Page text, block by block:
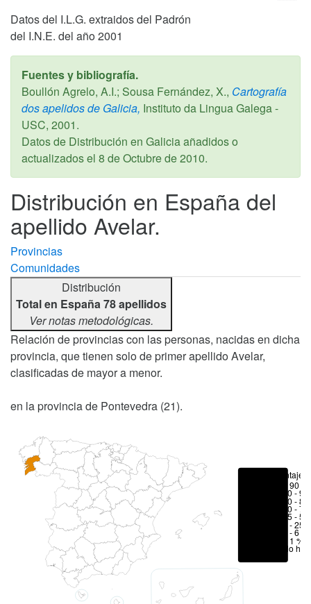
Datos del I.L.G. extraidos del Padrón
del I.N.E. del año 2001
Fuentes y bibliografía.
Boullón Agrelo, A.I.; Sousa Fernández, X., Cartografía
dos apelidos de Galicia, Instituto da Lingua Galega -
USC, 2001.
Datos de Distribución en Galicia añadidos o
actualizados el 8 de Octubre de 2010.
Distribución en España del
apellido Avelar.
Provincias
Comunidades
Distribución
Total en España 78 apellidos
Ver notas metodológicas.
Relación de provincias con las personas, nacidas en dicha
provincia, que tienen solo de primer apellido Avelar,
clasificadas de mayor a menor.
en la provincia de Pontevedra (21).
Porcentajes
> 90 %
80 -
70 -
50 -
25 -
6 - 25
1 - 6 %
< 1 %
No hay